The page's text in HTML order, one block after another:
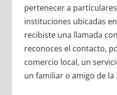
pertenecer а
instituciones ubicadas en
recibiste una llamada
reconoces el contacto,
comercio local, un
un familiar ο amigo dе la